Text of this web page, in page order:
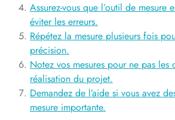
Assurez-vous que l’outil de mesure
éviter les erreurs.
Répétez la mesure plusieurs fois
précision.
Notez vos mesures pour ne pas
réalisation du projet.
Demandez de l’aide si vous avez
mesure importante.